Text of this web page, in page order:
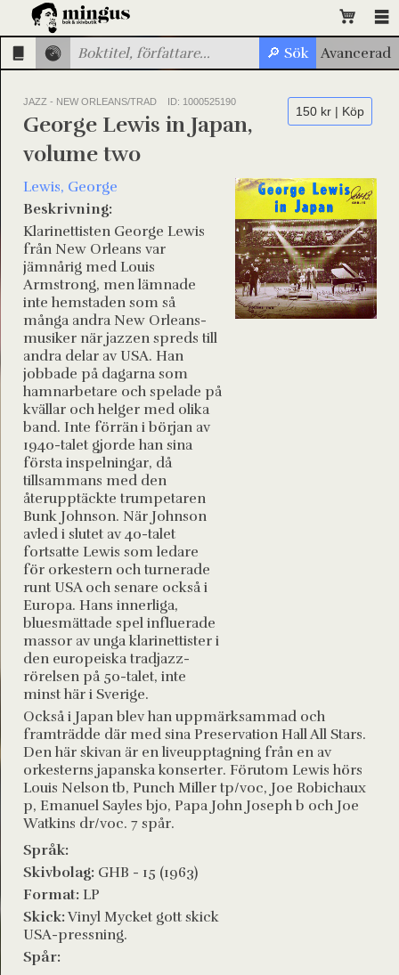
JAZZ - NEW ORLEANS/TRAD ID: 1000525190
150 kr | Köp
George Lewis in Japan,
volume two
Lewis, George
Beskrivning:
Klarinettisten George Lewis
från New Orleans var
jämnårig med Louis
Armstrong, men lämnade
inte hemstaden som så
många andra New Orleans-
musiker när jazzen spreds till
andra delar av USA. Han
jobbade på dagarna som
hamnarbetare och spelade på
kvällar och helger med olika
band. Inte förrän i början av
1940-talet gjorde han sina
första inspelningar, då
tillsammans med den
återupptäckte trumpetaren
Bunk Johnson. När Johnson
avled i slutet av 40-talet
fortsatte Lewis som ledare
för orkestern och turnerade
runt USA och senare också i
Europa. Hans innerliga,
bluesmättade spel influerade
massor av unga klarinettister i
den europeiska tradjazz-
rörelsen på 50-talet, inte
minst här i Sverige.
Också i Japan blev han uppmärksammad och
framträdde där med sina Preservation Hall All Stars.
Den här skivan är en liveupptagning från en av
orkesterns japanska konserter. Förutom Lewis hörs
Louis Nelson tb, Punch Miller tp/voc, Joe Robichaux
p, Emanuel Sayles bjo, Papa John Joseph b och Joe
Watkins dr/voc. 7 spår.
Språk:
Skivbolag: GHB - 15 (1963)
Format: LP
Skick:Vinyl Mycket gott skick
USA-pressning.
Spår: